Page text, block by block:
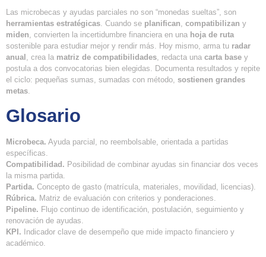
Las microbecas y ayudas parciales no son “monedas sueltas”, son
herramientas estratégicas . Cuando se planifican compatibilizan y
miden , convierten la incertidumbre financiera en una hoja de ruta
sostenible para estudiar mejor y rendir más. Hoy mismo, arma tu radar
anual
, crea la matriz de compatibilidades , redacta una carta base y
postula a dos convocatorias bien elegidas. Documenta resultados y repite
el ciclo: pequeñas sumas, sumadas con método, sostienen grandes
metas
Glosario
Microbeca. Ayuda parcial, no reembolsable, orientada a partidas
específicas.
Compatibilidad. Posibilidad de combinar ayudas sin financiar dos veces
la misma partida.
Partida. Concepto de gasto (matrícula, materiales, movilidad, licencias).
Rúbrica. Matriz de evaluación con criterios y ponderaciones.
Pipeline. Flujo continuo de identificación, postulación, seguimiento y
renovación de ayudas.
KPI. Indicador clave de desempeño que mide impacto financiero y
académico.